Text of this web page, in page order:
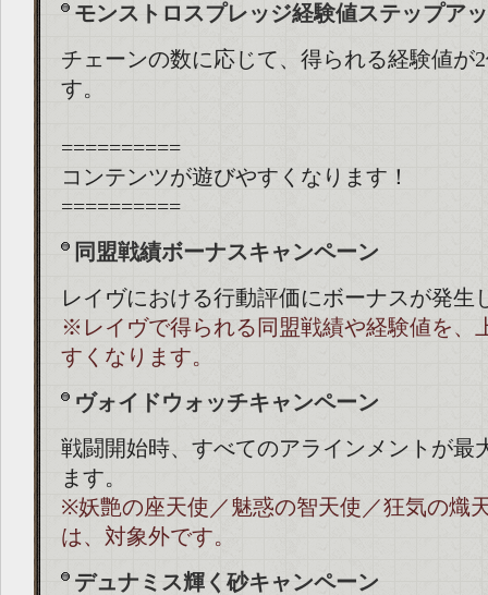
モンストロスプレッジ経験値ステップア
チェーンの数に応じて、得られる経験値が
す。
==========
コンテンツが遊びやすくなります！
==========
同盟戦績ボーナスキャンペーン
レイヴにおける行動評価にボーナスが発生
※レイヴで得られる同盟戦績や経験値を、
すくなります。
ヴォイドウォッチキャンペーン
戦闘開始時、すべてのアラインメントが最
ます。
※妖艶の座天使／魅惑の智天使／狂気の熾
は、対象外です。
デュナミス輝く砂キャンペーン